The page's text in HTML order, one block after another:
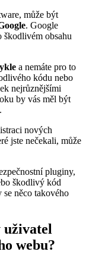
může být
. Google
škodlivém obsahu
a nemáte pro to
kódu nebo
nejrůznějšími
by vás měl být
nových
jste nečekali, může
pluginy,
škodlivý kód
něco takového
uživatel
webu?